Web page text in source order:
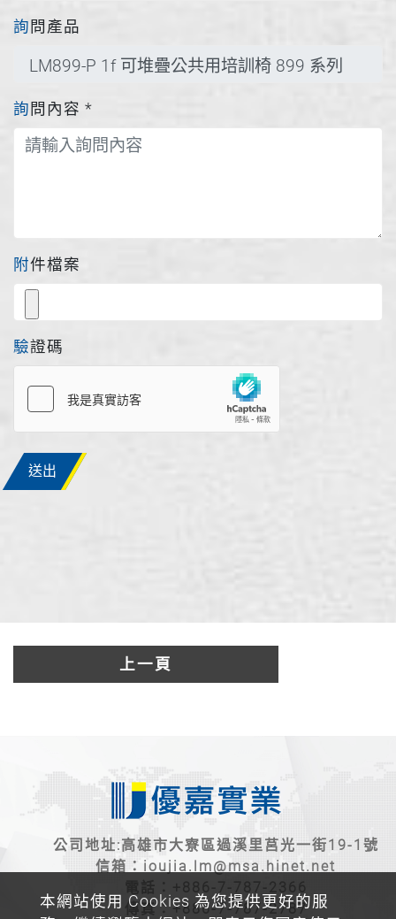
詢問產品
詢問內容 *
附件檔案
驗證碼
送出
上一頁
本網站使用 Cookies 為您提供更好的服
公司地址:高雄市大寮區過溪里莒光一街19-1號
信箱： ioujia.lm@msa.hinet.net
電話： +886-7-787-2366
傳真：+886-7-787-2787